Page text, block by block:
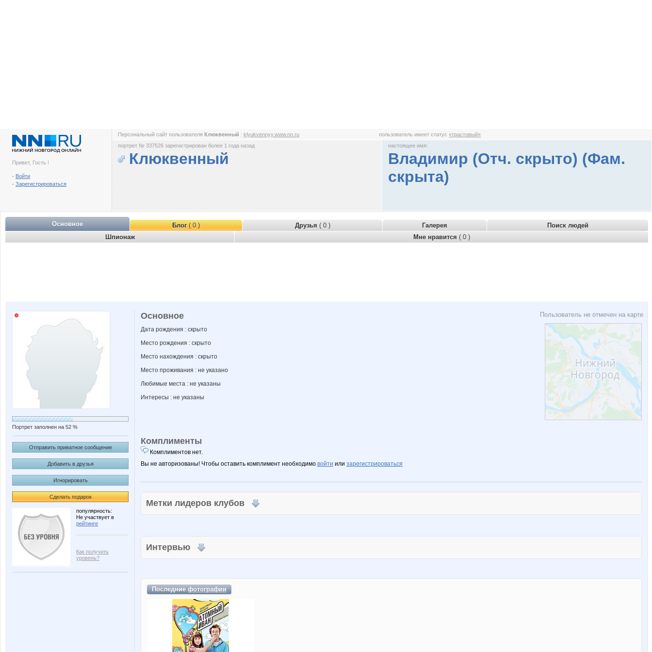
Привет, Гость !
- Войти
- Зарегистрироваться
Персональный сайт пользователя Клюквенный : klyukvennyy.www.nn.ru пользователь имеет статус«трастовый»
портрет № 337526 зарегистрирован более 1 года назад
Клюквенный
настоящее имя:
Владимир (Отч. скрыто) (Фам.
скрыта)
Основное Блог( 0 ) Друзья ( 0 ) Галерея
Поиск людей
Шпионаж
Мне нравится ( 0 )
Портрет заполнен на 52 %
Отправить приватное сообщение
Добавить в друзья
Игнорировать
Сделать подарок
популярность:
Не участвует в
рейтинге
Как получить
уровень?
Пользователь не отмечен на карте
Основное
Дата рождения : скрыто
Место рождения : скрыто
Место нахождения : скрыто
Место проживания : не указано
Любимые места : не указаны
Интересы : не указаны
Комплименты
Комплиментов нет.
Вы не авторизованы! Чтобы оставить комплимент необходимо войти или зарегистрироваться
Метки лидеров клубов
Интервью
Последниефотографии